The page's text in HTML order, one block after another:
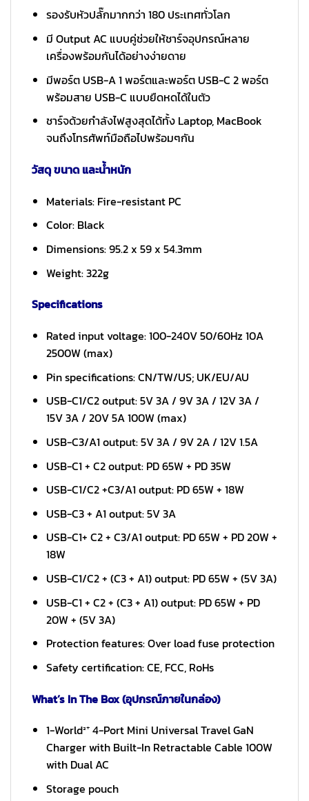
รองรับหัวปลั๊กมากกว่า 180 ประเทศทั่วโลก
มี Output AC แบบคู่ช่วยให้ชาร์จอุปกรณ์หลาย
เครื่องพร้อมกันได้อย่างง่ายดาย
มีพอร์ต USB-A 1 พอร์ตและพอร์ต USB-C 2 พอร์ต
พร้อมสาย USB-C แบบยืดหดได้ในตัว
ชาร์จด้วยกำลังไฟสูงสุดได้ทั้ง Laptop, MacBook
จนถึงโทรศัพท์มือถือไปพร้อมๆกัน
วัสดุ ขนาด และน้ำหนัก
Materials: Fire-resistant PC
Color: Black
Dimensions: 95.2 x 59 x 54.3mm
Weight: 322g
Specifications
Rated input voltage: 100-240V 50/60Hz 10A
2500W (max)
Pin specifications: CN/TW/US; UK/EU/AU
USB-C1/C2 output: 5V 3A / 9V 3A / 12V 3A /
15V 3A / 20V 5A 100W (max)
USB-C3/A1 output: 5V 3A / 9V 2A / 12V 1.5A
USB-C1 + C2 output: PD 65W + PD 35W
USB-C1/C2 +C3/A1 output: PD 65W + 18W
USB-C3 + A1 output: 5V 3A
USB-C1+ C2 + C3/A1 output: PD 65W + PD 20W +
18W
USB-C1/C2 + (C3 + A1) output: PD 65W + (5V 3A)
USB-C1 + C2 + (C3 + A1) output: PD 65W + PD
20W + (5V 3A)
Protection features: Over load fuse protection
Safety certification: CE, FCC, RoHs
What’s In The Box (อุปกรณ์ภายในกล่อง)
1-World²⁺ 4-Port Mini Universal Travel GaN
Charger with Built-In Retractable Cable 100W
with Dual AC
Storage pouch